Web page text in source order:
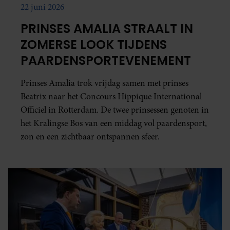
22 juni 2026
PRINSES AMALIA STRAALT IN
ZOMERSE LOOK TIJDENS
PAARDENSPORTEVENEMENT
Prinses Amalia trok vrijdag samen met prinses
Beatrix naar het Concours Hippique International
Officiel in Rotterdam. De twee prinsessen genoten in
het Kralingse Bos van een middag vol paardensport,
zon en een zichtbaar ontspannen sfeer.